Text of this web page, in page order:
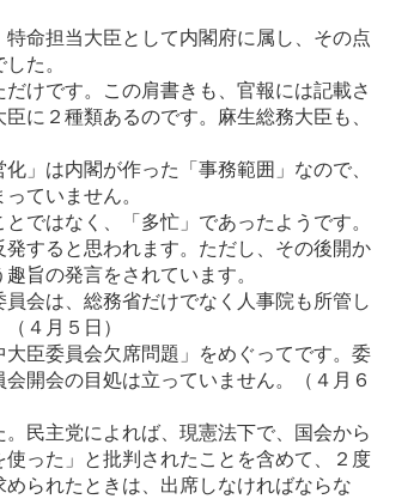
命担当大臣として内閣府に属し、 その点
た。
けです。この肩書きも、官報には記載さ
に２種類あるのです。麻生総務大臣も、
」は内閣が作った「事務範囲」なので、
ていません。
ではなく、「多忙」であったようです。
すると思われます。ただし、その後開か
旨の発言をされています。
会は、総務省だけでなく人事院も所管 し
４月５日）
臣委員会欠席問題」をめぐってです。委
開会の目処は立っていません。（４月６
民主党によれば、現憲法下で、国会から
った」と批判されたことを含めて、２度
られたときは、出席しなければならな